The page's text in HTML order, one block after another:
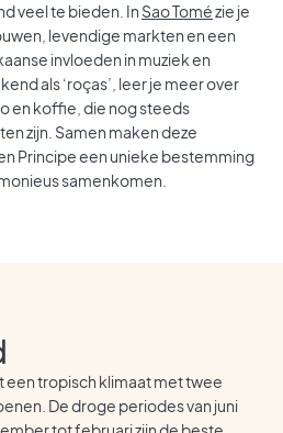
veel te bieden. In Sao Tomézie je
levendige markten en een
invloeden in muziek en
als ‘roças’, leer je meer over
en koffie, die nog steeds
zijn. Samen maken deze
Principe een unieke bestemming
samenkomen.
een tropisch klimaat met twee
De droge periodes van juni